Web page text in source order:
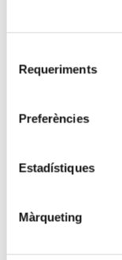
Requeriments
Preferències
Estadístiques
Màrqueting